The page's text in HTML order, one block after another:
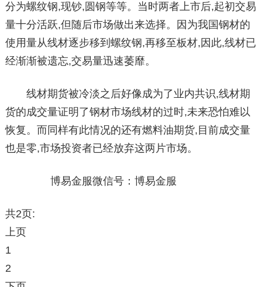
分为螺纹钢,现钞,圆钢等等。当时两者上市后,起初交易
量十分活跃,但随后市场做出来选择。因为我国钢材的
使用量从线材逐步移到螺纹钢,再移至板材,因此,线材已
经渐渐被遗忘,交易量迅速萎靡。
线材期货被冷淡之后好像成为了业内共识,线材期
货的成交量证明了钢材市场线材的过时,未来恐怕难以
恢复。而同样有此情况的还有燃料油期货,目前成交量
也是零,市场投资者已经放弃这两片市场。
博易金服微信号：博易金服
共2页:
上页
1
2